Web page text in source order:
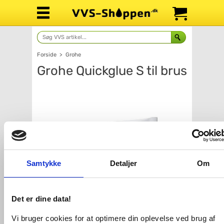
Samtykke Detaljer Om
Det er dine data!
Vi bruger cookies for at optimere din oplevelse ved brug af
Forside > Grohe
Grohe Quickglue S til brus
Antal Fragt: 65,-